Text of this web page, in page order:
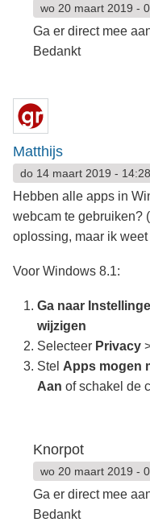
wo 20 maart 2019 -
Ga er direct mee
Bedankt
Matthijs
do 14 maart 2019 - 14:28
Hebben alle apps in
webcam te gebruiken?
oplossing, maar ik
Voor Windows 8.1:
Ga naar
wijzigen
Selecteer Privacy
Stel Apps mogen
Aan of schakel de
Knorpot
wo 20 maart 2019 -
Ga er direct mee
Bedankt